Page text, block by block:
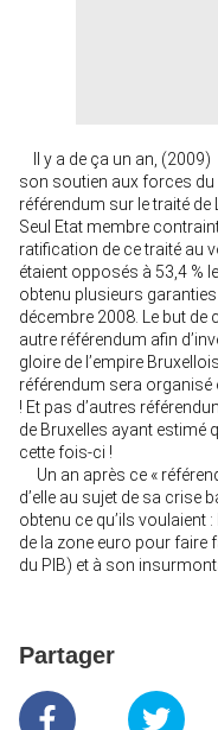
Il y a de ça un an, (2009)
son soutien aux forces du
référendum sur le traité de
Seul Etat membre
ratification de ce traité au
étaient opposés à 53,4 %
obtenu plusieurs
décembre 2008. Le but de
autre référendum afin
gloire de l’empire
référendum sera organisé
! Et pas d’autres
de Bruxelles ayant estimé
cette fois-ci !
Un an après ce «
d’elle au sujet de sa crise
obtenu ce qu’ils voulaient
de la zone euro pour faire
du PIB) et à son
Partager